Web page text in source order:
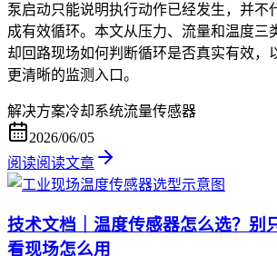
泵启动只能说明执行动作已经发生，并不
成有效循环。本文从压力、流量和温度三
却回路现场如何判断循环是否真实有效，
更清晰的监测入口。
解决方案冷却系统流量传感器
2026/06/05
阅读阅读文章
技术文档｜温度传感器怎么选？别
看现场怎么用